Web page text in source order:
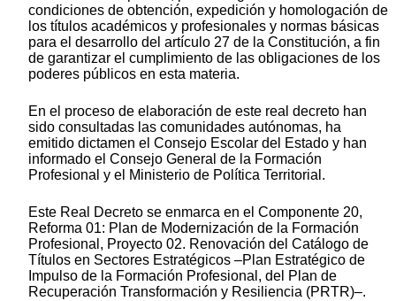
condiciones de obtención, expedición y homologación de
los títulos académicos y profesionales y normas básicas
para el desarrollo del artículo 27 de la Constitución, a fin
de garantizar el cumplimiento de las obligaciones de los
poderes públicos en esta materia.
En el proceso de elaboración de este real decreto han
sido consultadas las comunidades autónomas, ha
emitido dictamen el Consejo Escolar del Estado y han
informado el Consejo General de la Formación
Profesional y el Ministerio de Política Territorial.
Este Real Decreto se enmarca en el Componente 20,
Reforma 01: Plan de Modernización de la Formación
Profesional, Proyecto 02. Renovación del Catálogo de
Títulos en Sectores Estratégicos –Plan Estratégico de
Impulso de la Formación Profesional, del Plan de
Recuperación Transformación y Resiliencia (PRTR)–.